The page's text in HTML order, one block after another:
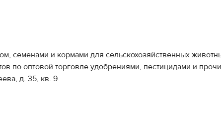
семенами и кормами для сельскохозяйственных
по оптовой торговле удобрениями, пестицидами и
д. 35, кв. 9